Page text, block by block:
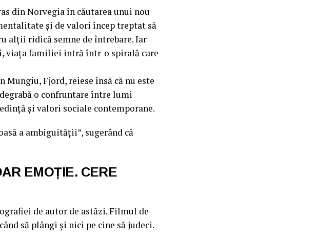
din Norvegia în căutarea unui nou
și de valori încep treptat să
alții ridică semne de întrebare. Iar
viața familiei intră într-o spirală care
Fjord, reiese însă că nu este
o confruntare între lumi
și valori sociale contemporane.
a ambiguității”, sugerând că
EMOȚIE. CERE
de autor de astăzi. Filmul de
să plângi și nici pe cine să judeci.